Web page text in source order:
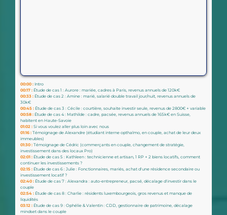
00:00 : Intro
00:17 : Étude de cas 1 : Aurore : mariée, cadres à Paris, revenus annuels de 120k€
00:33 : Étude de cas 2 : Amine : marié, salarié double travail jour/nuit, revenus annuels de
30k€
00:45 : Étude de cas 3 : Cécile : courtière, souhaite investir seule, revenus de 2800€ + variable
00:58 : Étude de cas 4 : Mathilde : cadre, pacsée, revenus annuels de 165k€ en Suisse,
habitent en Haute-Savoie
01:02 : Si vous voulez aller plus loin avec nous
01:16 : Témoignage de Alexandre (étudiant interne opthalmo, en couple, achat de leur deux
immeubles)
01:30 : Témoignage de Cédric (commerçants en couple, changement de stratégie,
investissement dans des locaux Pro)
02:01 : Étude de cas 5 : Kathleen : technicienne et artisan, 1 RP + 2 biens locatifs, comment
continuer les investissements ?
02:15 : Étude de cas 6 : Julie : Fonctionnaires, mariés, achat d'une résidence secondaire ou
investissement locatif ?
02:40 : Étude de cas 7 : Alexandra : auto-entrepreneur, pacsé, décalage d'investir dans le
couple
02:54 : Étude de cas 8 : Charlie : résidents luxembourgeois, gros revenus et manque de
liquidités
03:12 : Étude de cas 9 : Ophélie & Valentin : CDD, gestionnaire de patrimoine, décalage
mindset dans le couple